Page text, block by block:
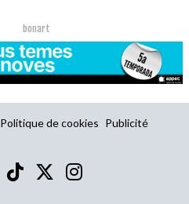
bonart
Politique de cookies Publicité